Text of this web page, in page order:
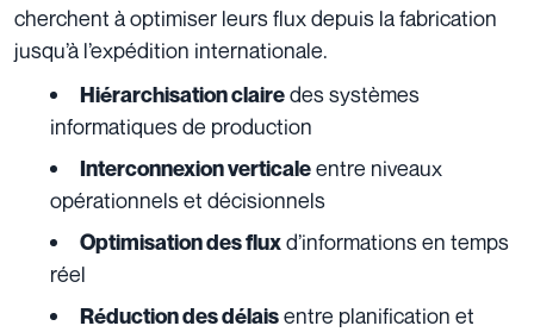
cherchent à optimiser leurs flux depuis la fabrication
jusqu’à l’expédition internationale.
Hiérarchisation clairedes systèmes
informatiques de production
Interconnexion verticaleentre niveaux
opérationnels et décisionnels
Optimisation des fluxd’informations en temps
réel
Réduction des délaisentre planification et